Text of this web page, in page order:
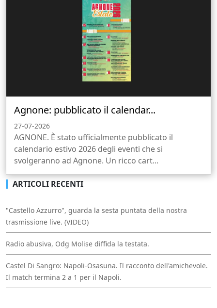
Agnone: pubblicato il calendar...
27-07-2026
AGNONE. È stato ufficialmente pubblicato il
calendario estivo 2026 degli eventi che si
svolgeranno ad Agnone. Un ricco cart...
ARTICOLI RECENTI
"Castello Azzurro", guarda la sesta puntata della nostra
trasmissione live. (VIDEO)
Radio abusiva, Odg Molise diffida la testata.
Castel Di Sangro: Napoli-Osasuna. Il racconto dell'amichevole.
Il match termina 2 a 1 per il Napoli.